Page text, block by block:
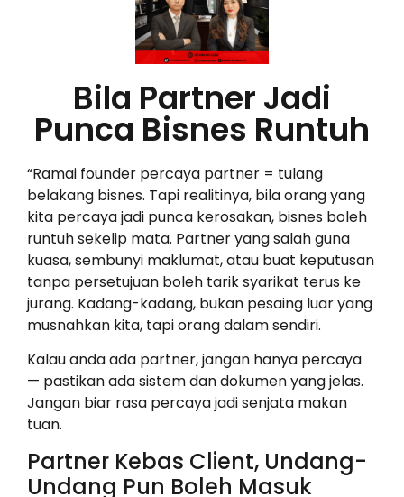
Bila Partner Jadi
Punca Bisnes Runtuh
“Ramai founder percaya partner = tulang
belakang bisnes. Tapi realitinya, bila orang yang
kita percaya jadi punca kerosakan, bisnes boleh
runtuh sekelip mata. Partner yang salah guna
kuasa, sembunyi maklumat, atau buat keputusan
tanpa persetujuan boleh tarik syarikat terus ke
jurang. Kadang-kadang, bukan pesaing luar yang
musnahkan kita, tapi orang dalam sendiri.
Kalau anda ada partner, jangan hanya percaya
— pastikan ada sistem dan dokumen yang jelas.
Jangan biar rasa percaya jadi senjata makan
tuan.
Partner Kebas Client, Undang-
Undang Pun Boleh Masuk